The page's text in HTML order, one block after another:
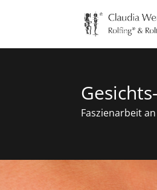
Faszienarbeit